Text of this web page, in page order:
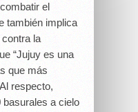
el
también implica
la
“Jujuy es una
que más
respecto,
basurales a cielo